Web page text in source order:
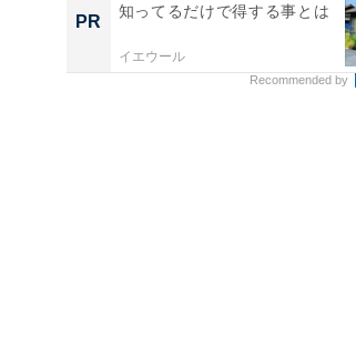
PR
知ってるだけで得する事とは
イエウール
Recommended by